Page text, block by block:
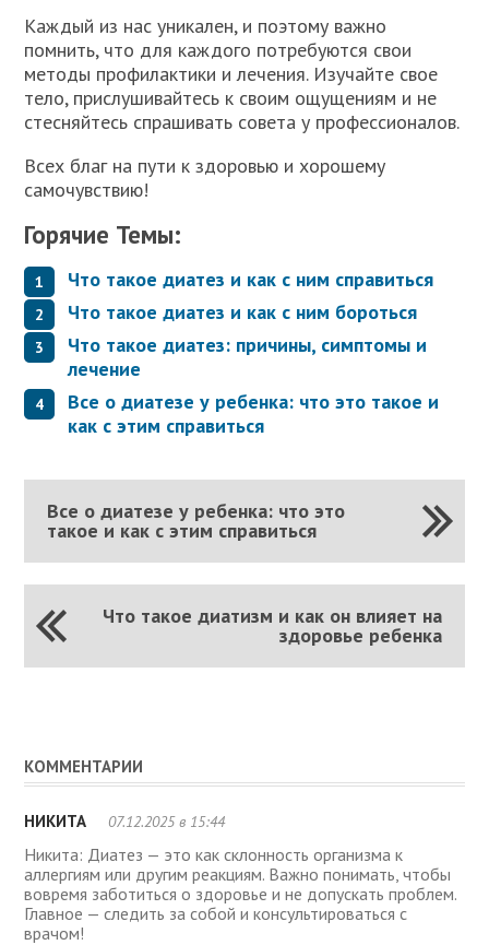
Каждый из нас уникален, и поэтому важно
помнить, что для каждого потребуются свои
методы профилактики и лечения. Изучайте свое
тело, прислушивайтесь к своим ощущениям и не
стесняйтесь спрашивать совета у профессионалов.
Всех благ на пути к здоровью и хорошему
самочувствию!
Горячие Темы:
Что такое диатез и как с ним справиться
Что такое диатез и как с ним бороться
Что такое диатез: причины, симптомы и
лечение
Все о диатезе у ребенка: что это такое и
как с этим справиться
Все о диатезе у ребенка: что это
такое и как с этим справиться
Что такое диатизм и как он влияет на
здоровье ребенка
КОММЕНТАРИИ
НИКИТА 07.12.2025 в 15:44
Никита: Диатез — это как склонность организма к
аллергиям или другим реакциям. Важно понимать, чтобы
вовремя заботиться о здоровье и не допускать проблем.
Главное — следить за собой и консультироваться с
врачом!